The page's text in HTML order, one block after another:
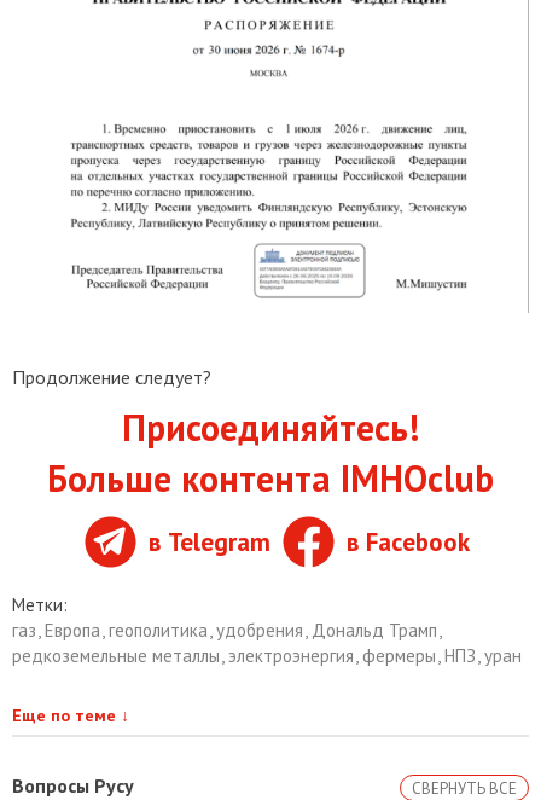
Продолжение следует?
Присоединяйтесь!
Больше контента IMHOclub
в Telegram в Facebook
Метки:
газ,Европа,геополитика,удобрения, Дональд Трамп,
редкоземельные металлы,электроэнергия,фермеры,НПЗ,уран
Еще по теме ↓
Вопросы Русу СВЕРНУТЬ ВСЕ